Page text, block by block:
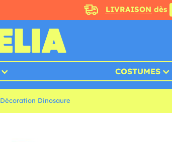
LIVRAISON dès
COSTUMES
Décoration Dinosaure